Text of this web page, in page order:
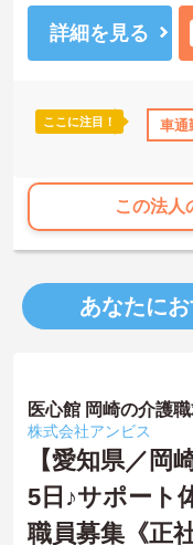
取得サポート 産休･
詳細を見る
ここに注目！ 車通
この法人
あなたに
医心館 岡崎の介護
株式会社アンビス
【愛知県／岡
5日♪サポート
職員募集《正